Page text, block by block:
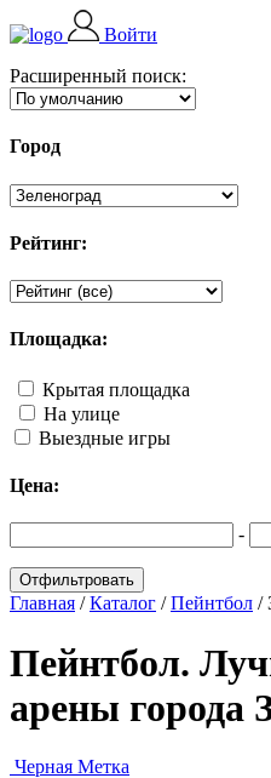
Войти
Расширенный поиск:
Город
Рейтинг:
Площадка:
Крытая площадка
На улице
Выездные игры
Цена:
-
Главная /Каталог /Пейнтбол /
Пейнтбол.
арены города
Черная Метка